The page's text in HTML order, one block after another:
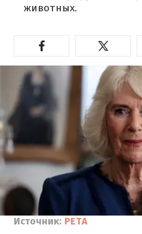
животных.
Источник: PETA